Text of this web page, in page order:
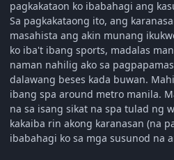
pagkakataon ko ibabahagi ang
Sa pagkakataong ito, ang
masahista ang akin munang
ko iba't ibang sports, madalas
naman nahilig ako sa
dalawang beses kada buwan.
ibang spa around metro manila.
na sa isang sikat na spa tulad ng
kakaiba rin akong karanasan (na
ibabahagi ko sa mga susunod na